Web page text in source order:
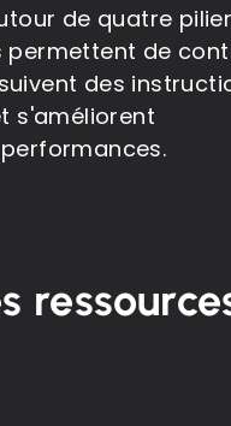
de quatre
permettent de
des
s'améliorent